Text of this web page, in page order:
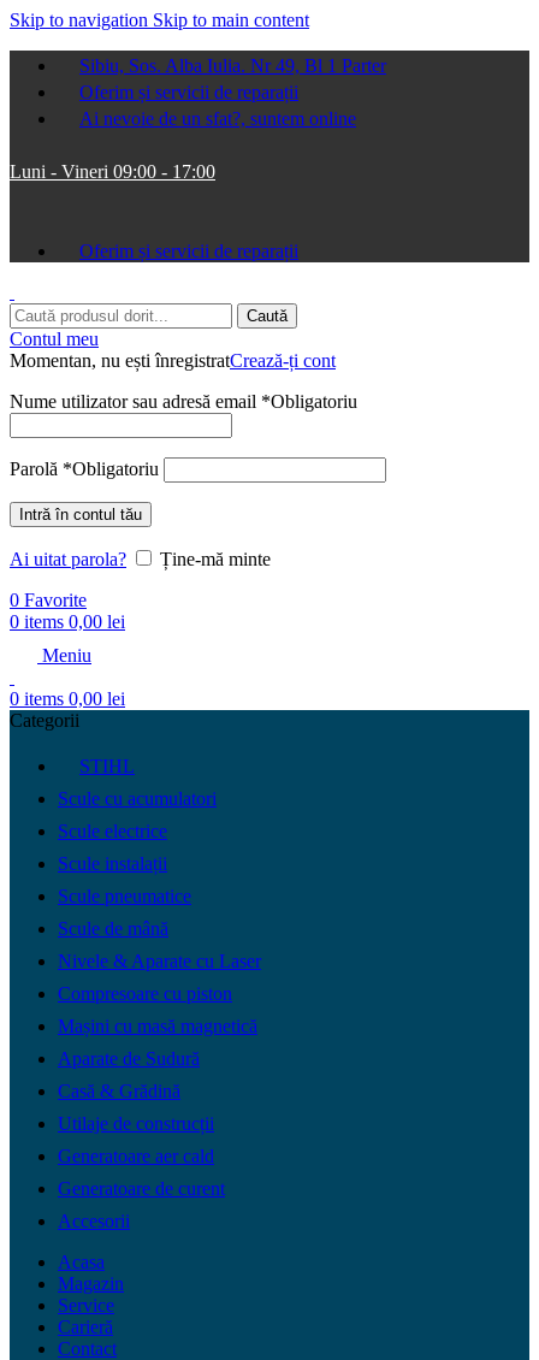
Skip to navigation Skip to main content
Sibiu, Sos. Alba Iulia. Nr 49, Bl 1 Parter
Oferim și servicii de reparații
Ai nevoie de un sfat?, suntem online
Luni - Vineri 09:00 - 17:00
Oferim și servicii de reparații
Caută
Contul meu
Momentan, nu ești înregistratCrează-ți cont
Nume utilizator sau adresă email *Obligatoriu
Parolă *Obligatoriu
Intră în contul tău
Ai uitat parola?
Ține-mă minte
0 Favorite
0 items 0,00 lei
Meniu
0 items 0,00 lei
Categorii
STIHL
Scule cu acumulatori
Scule electrice
Scule instalații
Scule pneumatice
Scule de mână
Nivele & Aparate cu Laser
Compresoare cu piston
Mașini cu masă magnetică
Aparate de Sudură
Casă & Grădină
Utilaje de construcții
Generatoare aer cald
Generatoare de curent
Accesorii
Acasa
Magazin
Service
Carieră
Contact